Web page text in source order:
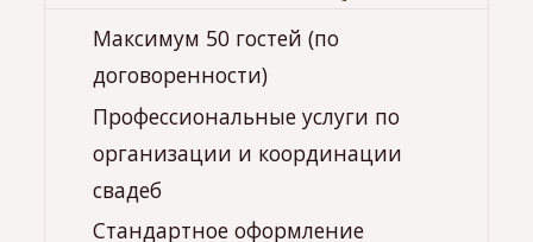
Максимум 50 гостей (по
договоренности)
Профессиональные услуги по
организации и координации
свадеб
Стандартное оформление